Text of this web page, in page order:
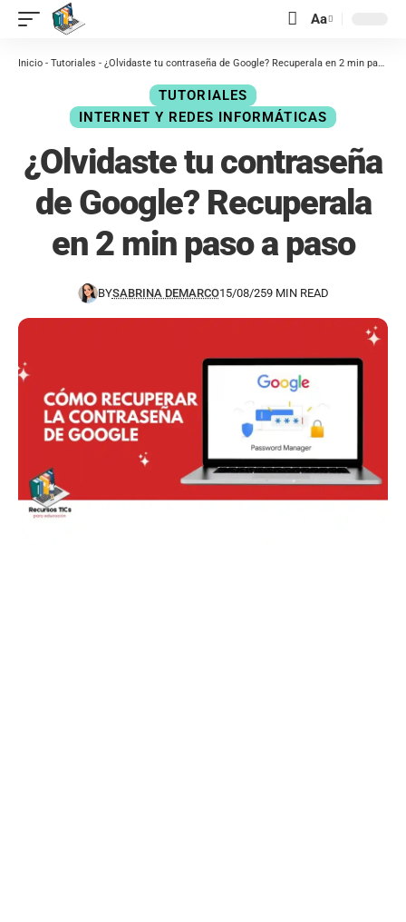
contenido Aa
Inicio - Tutoriales - ¿Olvidaste tu contraseña de Google? Recuperala en 2 min paso a paso
TUTORIALES
INTERNET Y REDES INFORMÁTICAS
¿Olvidaste tu contraseña
de Google? Recuperala
en 2 min paso a paso
BYSABRINA DEMARCO15/08/259 MIN READ